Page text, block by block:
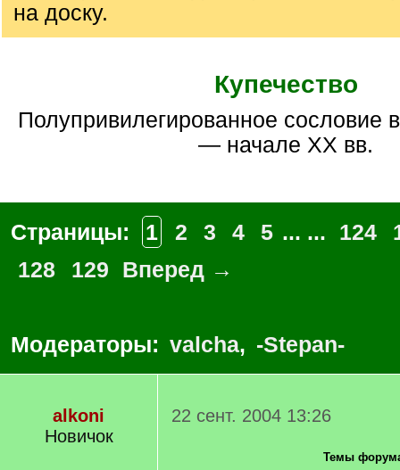
на доску.
Купечество
Полупривилегированное сословие в России в XVIII
— начале ХХ вв.
Страницы: 1 2 3 4 5 ... ... 124
128
129 Вперед →
Модераторы: valcha, -Stepan-
alkoni
Новичок
22 сент. 2004 13:26
Темы